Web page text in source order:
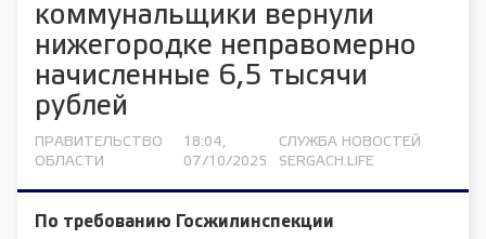
коммунальщики вернули
нижегородке неправомерно
начисленные 6,5 тысячи
рублей
ПРАВИТЕЛЬСТВО
ОБЛАСТИ
18:04,
07/10/2025
СЛУЖБА НОВОСТЕЙ
SERGACH.LIFE
По требованию Госжилинспекции